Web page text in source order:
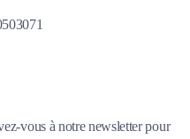
vous à notre newsletter pour